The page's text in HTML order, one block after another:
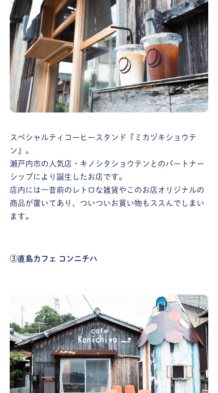
スペシャルティコーヒースタンド『ミカヅキショウテ
ン』。
瀬戸内市の人気店・キノシタショウテンとのパートナー
シップにより誕生したお店です。
店内には一昔前のレトロな雑貨やこのお店オリジナルの
商品が置いてあり、ついついお買い物もススんでしまい
ます。
③直島カフェ コンニチハ